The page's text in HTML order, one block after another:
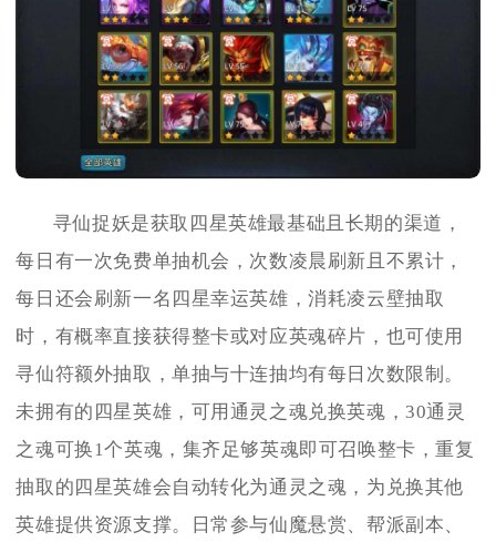
寻仙捉妖是获取四星英雄最基础且长期的渠道，
每日有一次免费单抽机会，次数凌晨刷新且不累计，
每日还会刷新一名四星幸运英雄，消耗凌云壁抽取
时，有概率直接获得整卡或对应英魂碎片，也可使用
寻仙符额外抽取，单抽与十连抽均有每日次数限制。
未拥有的四星英雄，可用通灵之魂兑换英魂，30通灵
之魂可换1个英魂，集齐足够英魂即可召唤整卡，重复
抽取的四星英雄会自动转化为通灵之魂，为兑换其他
英雄提供资源支撑。日常参与仙魔悬赏、帮派副本、